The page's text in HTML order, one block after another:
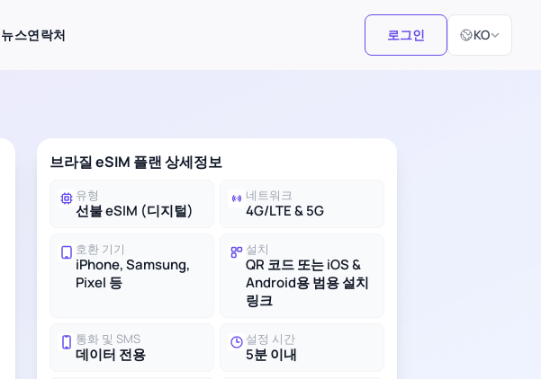
뉴스연락처 로그인 KO
언어 선택
브라질 eSIM 플랜 상세정보
유형
선불 eSIM (디지털)
네트워크
4G/LTE & 5G
호환 기기
iPhone, Samsung,
Pixel 등
설치
QR 코드 또는 iOS &
Android용 범용 설치
링크
통화 및 SMS
데이터 전용
설정 시간
5분 이내